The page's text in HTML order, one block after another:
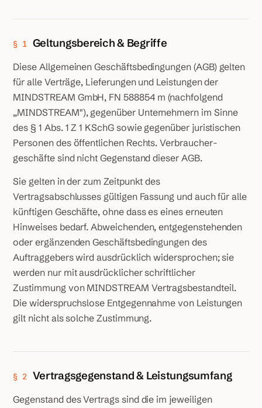
§ 1 Geltungsbereich & Begriffe
Diese Allgemeinen Geschäftsbedingungen (AGB) gelten
für alle Verträge, Lieferungen und Leistungen der
MINDSTREAM GmbH, FN 588854 m (nachfolgend
„MINDSTREAM"), gegenüber Unternehmern im Sinne
des § 1 Abs. 1 Z 1 KSchG sowie gegenüber juristischen
Personen des öffentlichen Rechts. Verbraucher­
geschäfte sind nicht Gegenstand dieser AGB.
Sie gelten in der zum Zeitpunkt des
Vertragsabschlusses gültigen Fassung und auch für alle
künftigen Geschäfte, ohne dass es eines erneuten
Hinweises bedarf. Abweichenden, entgegenstehenden
oder ergänzenden Geschäftsbedingungen des
Auftraggebers wird ausdrücklich widersprochen; sie
werden nur mit ausdrücklicher schriftlicher
Zustimmung von MINDSTREAM Vertragsbestandteil.
Die widerspruchslose Entgegennahme von Leistungen
gilt nicht als solche Zustimmung.
§ 2 Vertragsgegenstand & Leistungsumfang
Gegenstand des Vertrags sind die im jeweiligen